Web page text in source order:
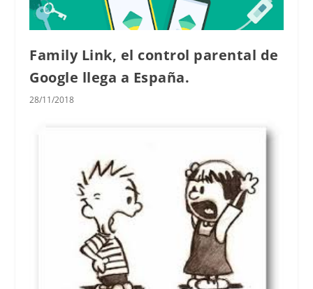
Family Link, el control parental de
Google llega a España.
28/11/2018